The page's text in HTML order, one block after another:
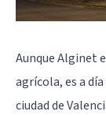
Aunque Alginet
agrícola, es a
ciudad de